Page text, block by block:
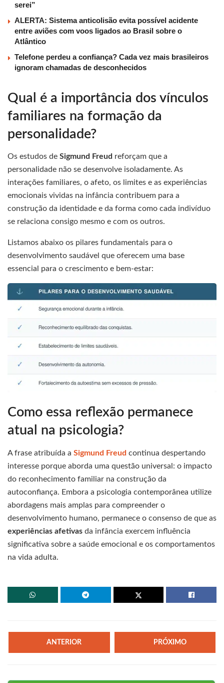
serei”
ALERTA: Sistema anticolisão evita possível acidente
entre aviões com voos ligados ao Brasil sobre o
Atlântico
Telefone perdeu a confiança? Cada vez mais brasileiros
ignoram chamadas de desconhecidos
Qual é a importância dos vínculos
familiares na formação da
personalidade?
Os estudos de Sigmund Freud reforçam que a
personalidade não se desenvolve isoladamente. As
interações familiares, o afeto, os limites e as experiências
emocionais vividas na infância contribuem para a
construção da identidade e da forma como cada indivíduo
se relaciona consigo mesmo e com os outros.
Listamos abaixo os pilares fundamentais para o
desenvolvimento saudável que oferecem uma base
essencial para o crescimento e bem-estar:
Como essa reflexão permanece
atual na psicologia?
A frase atribuída a Sigmund Freud continua despertando
interesse porque aborda uma questão universal: o impacto
do reconhecimento familiar na construção da
autoconfiança. Embora a psicologia contemporânea utilize
abordagens mais amplas para compreender o
desenvolvimento humano, permanece o consenso de que as
experiências afetivas da infância exercem influência
significativa sobre a saúde emocional e os comportamentos
na vida adulta.
ANTERIOR PRÓXIMO